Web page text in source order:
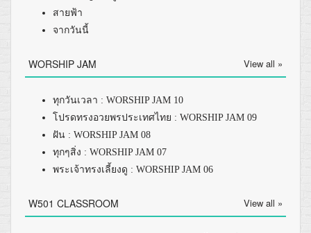
สายฟ้า
จากวันนี้
WORSHIP JAM View all »
ทุกวันเวลา : WORSHIP JAM 10
โปรดทรงอวยพรประเทศไทย : WORSHIP JAM 09
ฝัน : WORSHIP JAM 08
ทุกๆสิ่ง : WORSHIP JAM 07
พระเจ้าทรงเลี้ยงดู : WORSHIP JAM 06
W501 CLASSROOM View all »